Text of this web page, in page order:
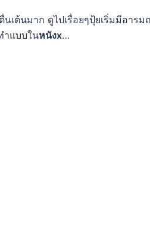
นเต้นมาก ดูไปเรื่อยๆปุ้ยเริ่มมีอาร
ำแบบในหนังx…